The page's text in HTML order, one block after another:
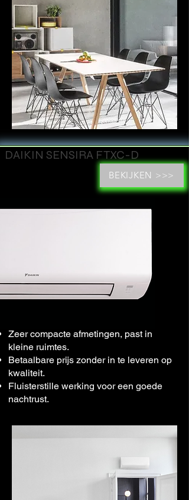
DAIKIN SENSIRA FTXC-D
BEKIJKEN >>>
Zeer compacte afmetingen, past in
kleine ruimtes.
Betaalbare prijs zonder in te leveren op
kwaliteit.
Fluisterstille werking voor een goede
nachtrust.